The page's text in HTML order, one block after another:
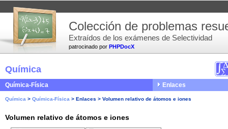
patrocinado por PHPDocX
Colección de problemas
Extraídos de los exámenes de Selectividad
Química
Química-Física Enlaces
Química > Química-Física > Enlaces > Volumen relativo de átomos e iones
Volumen relativo de átomos e iones